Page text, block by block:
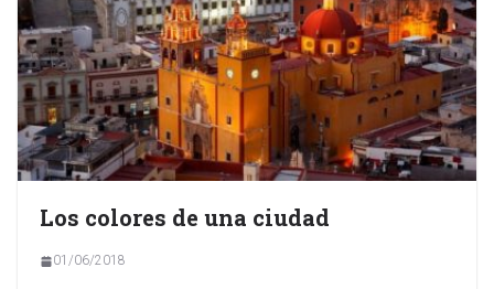
Los colores de una ciudad
01/06/2018